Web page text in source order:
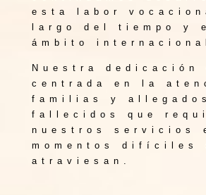
esta labor
largo del tiempo y
ámbito
Nuestra dedicación
centrada en la
familias y
fallecidos que
nuestros servicios
momentos difíciles
atraviesan.